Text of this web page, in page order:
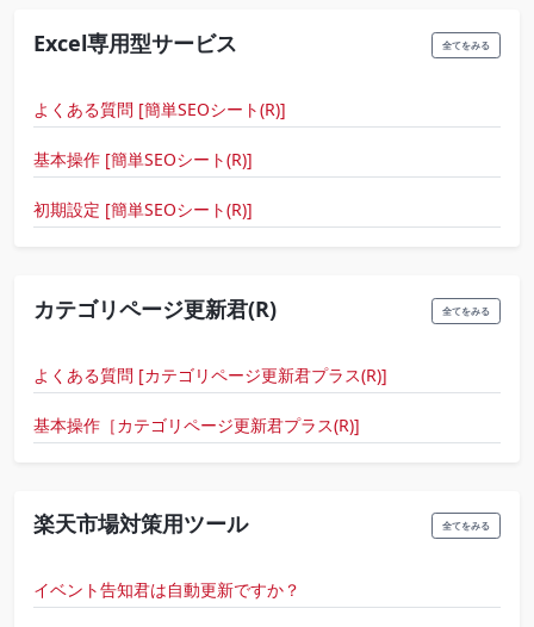
Excel専用型サービス 全てをみる
よくある質問 [簡単SEOシート(R)]
基本操作 [簡単SEOシート(R)]
初期設定 [簡単SEOシート(R)]
カテゴリページ更新君(R) 全てをみる
よくある質問 [カテゴリページ更新君プラス(R)]
基本操作［カテゴリページ更新君プラス(R)]
楽天市場対策用ツール 全てをみる
イベント告知君は自動更新ですか？